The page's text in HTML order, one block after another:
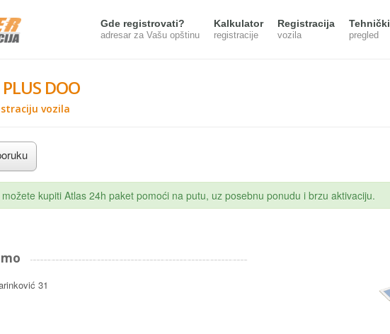
Gde registrovati?
adresar za Vašu opštinu
Kalkulator
registracije
Registracija
vozila
Tehnički
pregled
DOO
vozila
kupiti Atlas 24h paket pomoći na putu, uz posebnu ponudu i brzu aktivaciju.
31